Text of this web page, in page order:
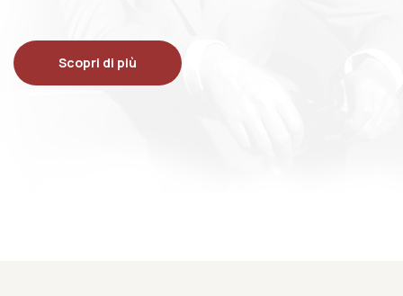
Scopri di più